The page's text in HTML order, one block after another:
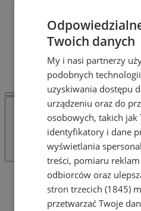
POLECAMY
Protocol IT
Pracuj.pl -
REKLAMA
WSPÓŁPRACA
Katalog firm
Usługi
Pośrednictwo pracy
Twoich danych
My i nasi partnerzy
podobnych
uzyskiwania dostępu
urządzeniu oraz do
osobowych, takich jak
identyfikatory i dane
wyświetlania
treści, pomiaru
odbiorców oraz
stron trzecich (1845)
przetwarzać Twoje